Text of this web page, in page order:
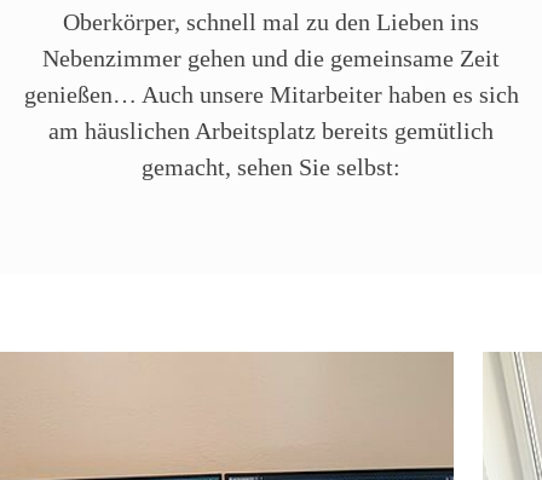
Oberkörper, schnell mal zu den Lieben ins
Nebenzimmer gehen und die gemeinsame Zeit
genießen… Auch unsere Mitarbeiter haben es sich
am häuslichen Arbeitsplatz bereits gemütlich
gemacht, sehen Sie selbst: